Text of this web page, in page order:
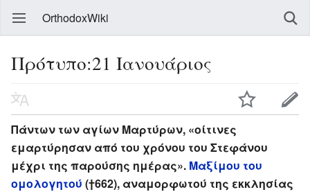
OrthodoxWiki
Πρότυπο:21 Ιανουάριος
Πάντων των αγίων Μαρτύρων, «οίτινες
εμαρτύρησαν από του χρόνου του Στεφάνου
μέχρι της παρούσης ημέρας». Μαξίμου του
ομολογητού (†662), αναμορφωτού της εκκλησίας